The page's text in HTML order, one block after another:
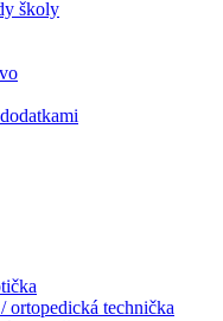
školy
ortopedická technička